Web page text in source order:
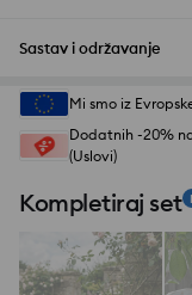
Sastav i održavanje
Mi smo iz
Dodatnih -20%
(Uslovi)
Kompletiraj set